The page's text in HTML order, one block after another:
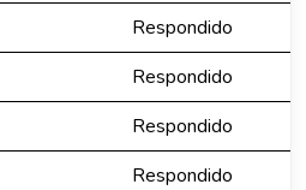
Respondido
Respondido
Respondido
Respondido